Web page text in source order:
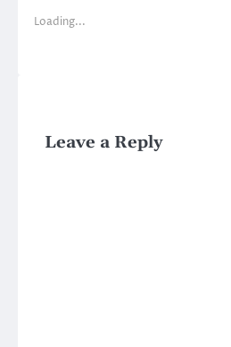
Loading...
Leave a Reply